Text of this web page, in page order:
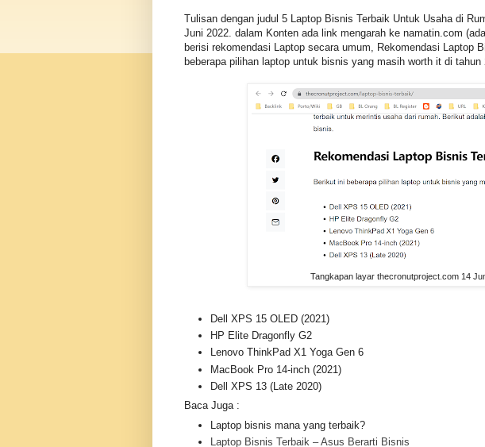
Tulisan dengan judul 5 Laptop Bisnis Terbaik Untuk Usaha di
Juni 2022. dalam Konten ada link mengarah ke namatin.com
berisi rekomendasi Laptop secara umum, Rekomendasi Laptop
beberapa pilihan laptop untuk bisnis yang masih worth it di
Tangkapan layar thecronutproject.com 14
Dell XPS 15 OLED (2021)
HP Elite Dragonfly G2
Lenovo ThinkPad X1 Yoga Gen 6
MacBook Pro 14-inch (2021)
Dell XPS 13 (Late 2020)
Baca Juga :
Laptop bisnis mana yang terbaik?
Laptop Bisnis Terbaik – Asus Berarti Bisnis